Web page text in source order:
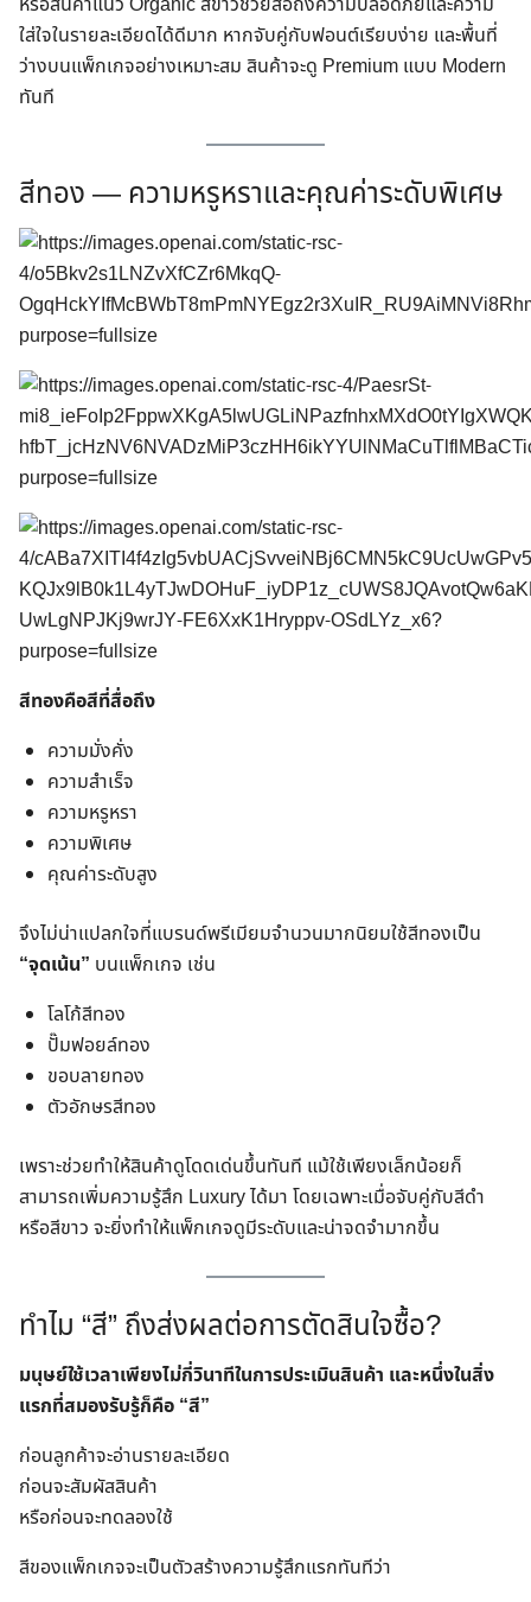
ใส่ใจในรายละเอียดได้ดีมาก หากจับคู่กับฟอนต์เรียบง่าย และพื้นที่
ว่างบนแพ็กเกจอย่างเหมาะสม สินค้าจะดู Premium แบบ Modern
ทันที
สีทอง — ความหรูหราและคุณค่าระดับพิเศษ
สีทองคือสีที่สื่อถึง
ความมั่งคั่ง
ความสำเร็จ
ความหรูหรา
ความพิเศษ
คุณค่าระดับสูง
จึงไม่น่าแปลกใจที่แบรนด์พรีเมียมจำนวนมากนิยมใช้สีทองเป็น
“จุดเน้น” บนแพ็กเกจ เช่น
โลโก้สีทอง
ปั๊มฟอยล์ทอง
ขอบลายทอง
ตัวอักษรสีทอง
เพราะช่วยทำให้สินค้าดูโดดเด่นขึ้นทันที แม้ใช้เพียงเล็กน้อยก็
สามารถเพิ่มความรู้สึก Luxury ได้มา โดยเฉพาะเมื่อจับคู่กับสีดำ
หรือสีขาว จะยิ่งทำให้แพ็กเกจดูมีระดับและน่าจดจำมากขึ้น
ทำไม “สี” ถึงส่งผลต่อการตัดสินใจซื้อ?
มนุษย์ใช้เวลาเพียงไม่กี่วินาทีในการประเมินสินค้า และหนึ่งในสิ่ง
แรกที่สมองรับรู้ก็คือ “สี”
ก่อนลูกค้าจะอ่านรายละเอียด
ก่อนจะสัมผัสสินค้า
หรือก่อนจะทดลองใช้
สีของแพ็กเกจจะเป็นตัวสร้างความรู้สึกแรกทันทีว่า